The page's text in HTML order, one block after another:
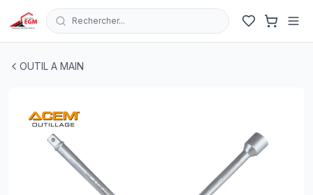
Rechercher...
OUTIL A MAIN